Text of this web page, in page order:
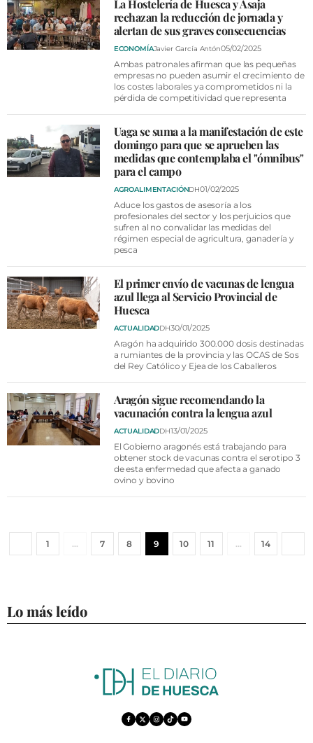
La Hostelería de Huesca y Asaja
rechazan la reducción de jornada y
alertan de sus graves consecuencias
ECONOMÍAJavier García Antón05/02/2025
Ambas patronales afirman que las pequeñas
empresas no pueden asumir el crecimiento de
los costes laborales ya comprometidos ni la
pérdida de competitividad que representa
Uaga se suma a la manifestación de este
domingo para que se aprueben las
medidas que contemplaba el "ómnibus"
para el campo
AGROALIMENTACIÓNDH01/02/2025
Aduce los gastos de asesoría a los
profesionales del sector y los perjuicios que
sufren al no convalidar las medidas del
régimen especial de agricultura, ganadería y
pesca
El primer envío de vacunas de lengua
azul llega al Servicio Provincial de
Huesca
ACTUALIDADDH30/01/2025
Aragón ha adquirido 300.000 dosis destinadas
a rumiantes de la provincia y las OCAS de Sos
del Rey Católico y Ejea de los Caballeros
Aragón sigue recomendando la
vacunación contra la lengua azul
ACTUALIDADDH13/01/2025
El Gobierno aragonés está trabajando para
obtener stock de vacunas contra el serotipo 3
de esta enfermedad que afecta a ganado
ovino y bovino
1 … 7 8 9 10 11 … 14
Lo más leído